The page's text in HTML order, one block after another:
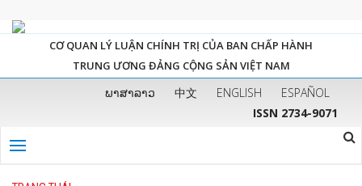
CƠ QUAN LÝ LUẬN CHÍNH TRỊ CỦA BAN CHẤP HÀNH
TRUNG ƯƠNG ĐẢNG CỘNG SẢN VIỆT NAM
ພາສາລາວ 中文 ENGLISH
ESPAÑOL
ISSN 2734-9071